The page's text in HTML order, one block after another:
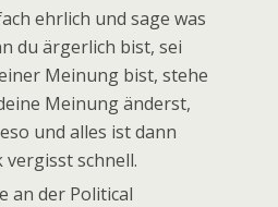
ehrlich und sage was
du ärgerlich bist, sei
Meinung bist, stehe
Meinung änderst,
und alles ist dann
vergisst schnell.
an der Political